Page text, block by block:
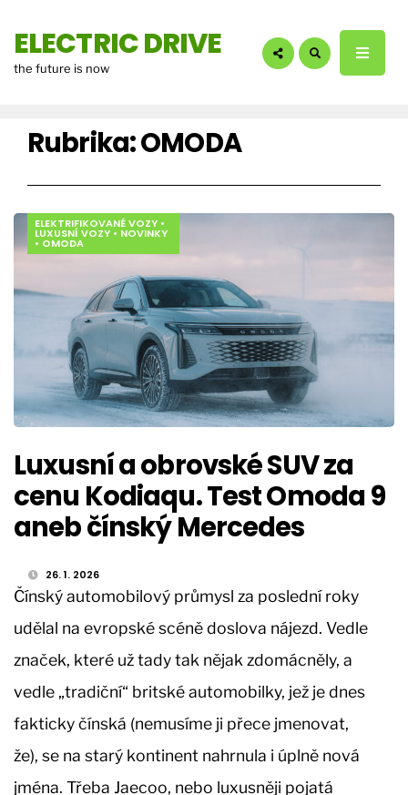
ELECTRIC DRIVE
the future is now
Rubrika:OMODA
ELEKTRIFIKOVANÉ VOZY •
LUXUSNÍ VOZY • NOVINKY
• OMODA
Luxusní a obrovské SUV za
cenu Kodiaqu. Test Omoda 9
aneb čínský Mercedes
26. 1. 2026
Čínský automobilový průmysl za poslední roky
udělal na evropské scéně doslova nájezd. Vedle
značek, které už tady tak nějak zdomácněly, a
vedle „tradiční“ britské automobilky, jež je dnes
fakticky čínská (nemusíme ji přece jmenovat,
že), se na starý kontinent nahrnula i úplně nová
jména. Třeba Jaecoo, nebo luxusněji pojatá